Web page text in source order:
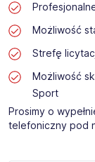
Możliwość
Strefę
Możliwość
Sport
Prosimy o
telefoniczny pod